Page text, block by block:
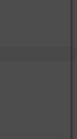
regisztrálj